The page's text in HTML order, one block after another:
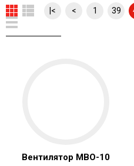
|< < 1 39
Вентилятор МВО-10